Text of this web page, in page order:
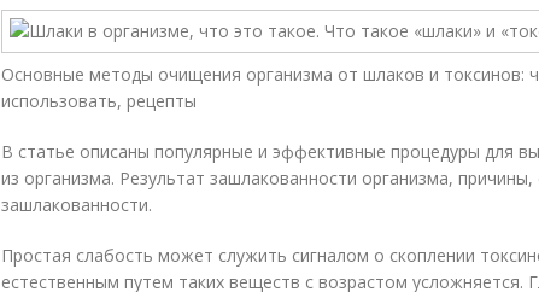
Основные методы очищения организма от шлаков и токсинов:
использовать, рецепты
В статье описаны популярные и эффективные процедуры для
из организма. Результат зашлакованности организма,
зашлакованности.
Простая слабость может служить сигналом о скоплении
естественным путем таких веществ с возрастом усложняется.